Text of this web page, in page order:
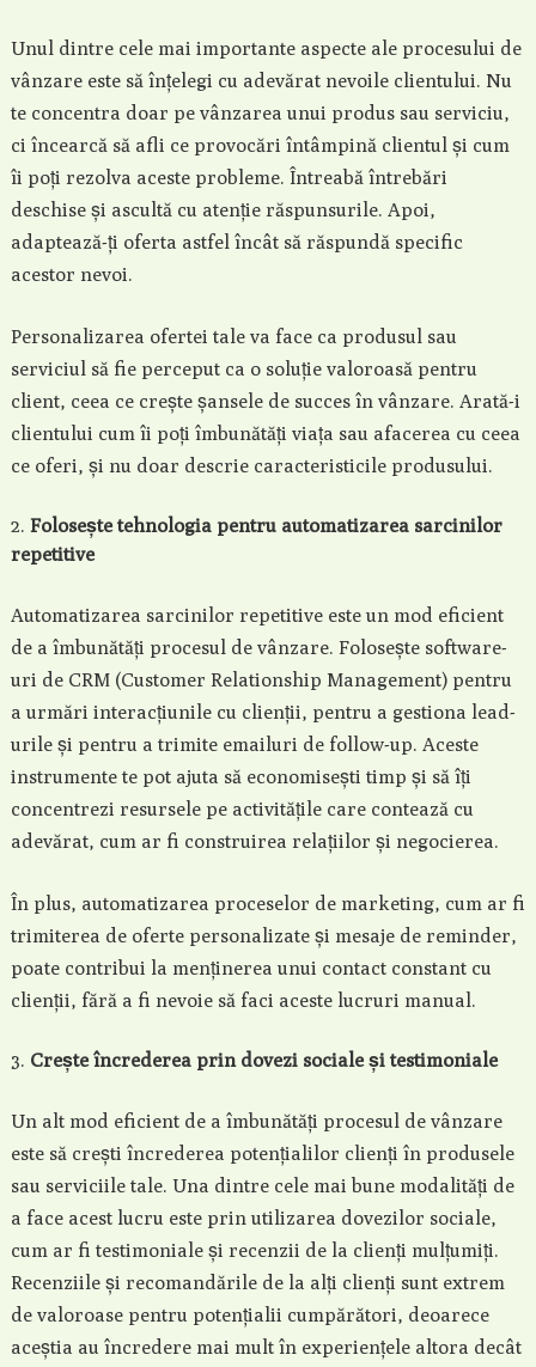
Unul dintre cele mai importante aspecte ale procesului de
vânzare este să înțelegi cu adevărat nevoile clientului. Nu
te concentra doar pe vânzarea unui produs sau serviciu,
ci încearcă să afli ce provocări întâmpină clientul și cum
îi poți rezolva aceste probleme. Întreabă întrebări
deschise și ascultă cu atenție răspunsurile. Apoi,
adaptează-ți oferta astfel încât să răspundă specific
acestor nevoi.
Personalizarea ofertei tale va face ca produsul sau
serviciul să fie perceput ca o soluție valoroasă pentru
client, ceea ce crește șansele de succes în vânzare. Arată-i
clientului cum îi poți îmbunătăți viața sau afacerea cu ceea
ce oferi, și nu doar descrie caracteristicile produsului.
Folosește tehnologia pentru automatizarea sarcinilor
repetitive
Automatizarea sarcinilor repetitive este un mod eficient
de a îmbunătăți procesul de vânzare. Folosește software-
uri de CRM (Customer Relationship Management) pentru
a urmări interacțiunile cu clienții, pentru a gestiona lead-
urile și pentru a trimite emailuri de follow-up. Aceste
instrumente te pot ajuta să economisești timp și să îți
concentrezi resursele pe activitățile care contează cu
adevărat, cum ar fi construirea relațiilor și negocierea.
În plus, automatizarea proceselor de marketing, cum ar fi
trimiterea de oferte personalizate și mesaje de reminder,
poate contribui la menținerea unui contact constant cu
clienții, fără a fi nevoie să faci aceste lucruri manual.
Crește încrederea prin dovezi sociale și testimoniale
Un alt mod eficient de a îmbunătăți procesul de vânzare
este să crești încrederea potențialilor clienți în produsele
sau serviciile tale. Una dintre cele mai bune modalități de
a face acest lucru este prin utilizarea dovezilor sociale,
cum ar fi testimoniale și recenzii de la clienți mulțumiți.
Recenziile și recomandările de la alți clienți sunt extrem
de valoroase pentru potențialii cumpărători, deoarece
aceștia au încredere mai mult în experiențele altora decât